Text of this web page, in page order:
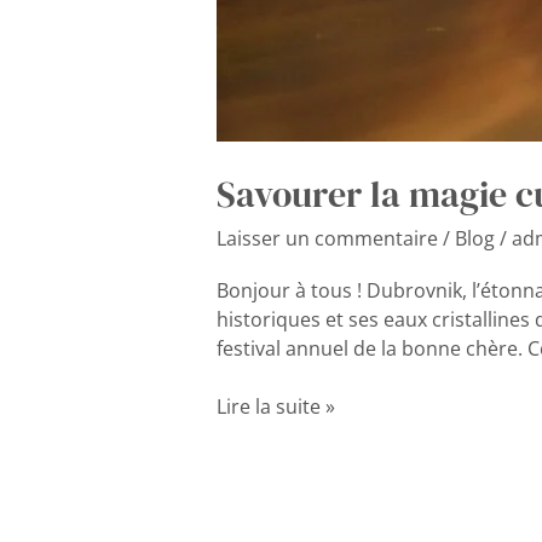
Savourer la magie
Laisser un commentaire/ Blog/
Bonjour à tous ! Dubrovnik,
historiques et ses eaux cristallines
festival annuel de la bonne chère.
Lire la suite »